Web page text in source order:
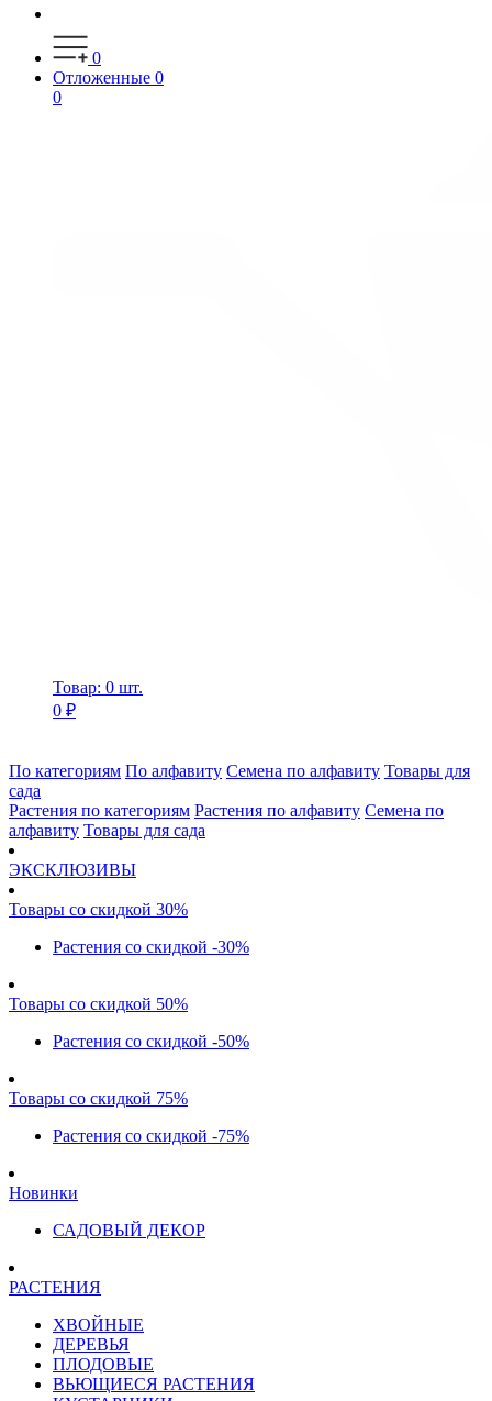
0
Отложенные 0
0
Товар: 0 шт.
0 ₽
По категориям По алфавиту Семена по алфавиту Товары для
сада
Растения по категориям Растения по алфавиту Семена по
алфавиту Товары для сада
ЭКСКЛЮЗИВЫ
Товары со скидкой 30%
Растения со скидкой -30%
Товары со скидкой 50%
Растения со скидкой -50%
Товары со скидкой 75%
Растения со скидкой -75%
Новинки
САДОВЫЙ ДЕКОР
РАСТЕНИЯ
ХВОЙНЫЕ
ДЕРЕВЬЯ
ПЛОДОВЫЕ
ВЬЮЩИЕСЯ РАСТЕНИЯ